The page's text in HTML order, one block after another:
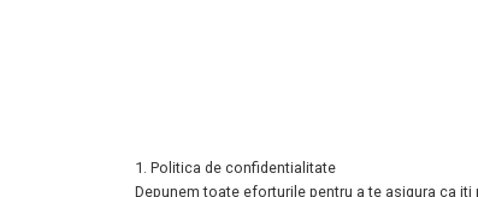
1. Politica de confidentialitate
Depunem toate eforturile pentru a te asigura ca